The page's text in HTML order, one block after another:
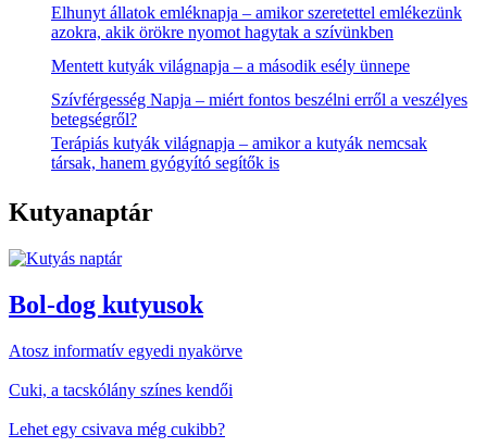
Elhunyt állatok emléknapja – amikor szeretettel emlékezünk
azokra, akik örökre nyomot hagytak a szívünkben
Mentett kutyák világnapja – a második esély ünnepe
Szívférgesség Napja – miért fontos beszélni erről a veszélyes
betegségről?
Terápiás kutyák világnapja – amikor a kutyák nemcsak
társak, hanem gyógyító segítők is
Kutyanaptár
Bol-dog kutyusok
Atosz informatív egyedi nyakörve
Cuki, a tacskólány színes kendői
Lehet egy csivava még cukibb?